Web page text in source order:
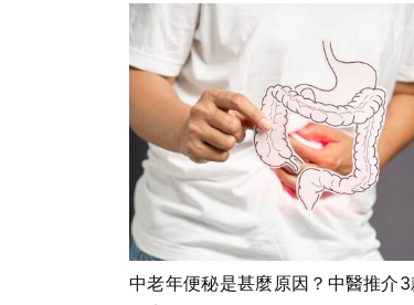
中老年便秘是甚麼原因？中醫推介